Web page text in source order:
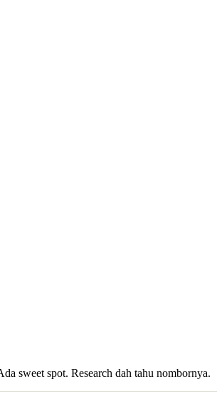
sweet spot. Research dah tahu nombornya.